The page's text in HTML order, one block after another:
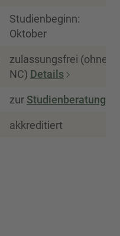
Studienbeginn:
Oktober
zulassungsfrei (ohne
NC) Details
zur Studienberatung
akkreditiert